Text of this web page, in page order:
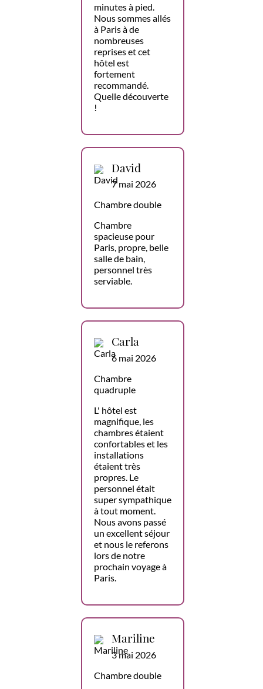
minutes à pied.
Nous sommes allés
à Paris à de
nombreuses
reprises et cet
hôtel est
fortement
recommandé.
Quelle découverte
!
David
7 mai 2026
Chambre double
Chambre
spacieuse pour
Paris, propre, belle
salle de bain,
personnel très
serviable.
Carla
6 mai 2026
Chambre
quadruple
L' hôtel est
magnifique, les
chambres étaient
confortables et les
installations
étaient très
propres. Le
personnel était
super sympathique
à tout moment.
Nous avons passé
un excellent séjour
et nous le referons
lors de notre
prochain voyage à
Paris.
Mariline
3 mai 2026
Chambre double